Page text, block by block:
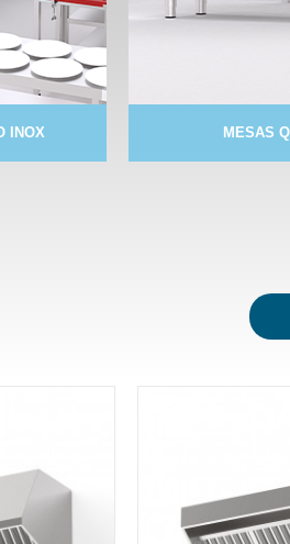
INOX MESAS